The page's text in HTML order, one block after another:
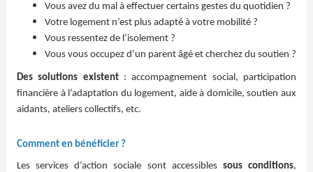
Vous avez du mal à effectuer certains gestes du quotidien ?
Votre logement n’est plus adapté à votre mobilité ?
Vous ressentez de l’isolement ?
Vous vous occupez d’un parent âgé et cherchez du soutien ?
Des solutions existent: accompagnement social, participation
financière à l’adaptation du logement, aide à domicile, soutien aux
aidants, ateliers collectifs, etc.
Comment en bénéficier ?
Les services d’action sociale sont accessibles sous conditions,